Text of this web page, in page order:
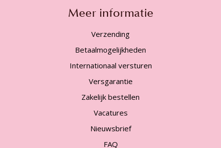
Meer informatie
Verzending
Betaalmogelijkheden
Internationaal versturen
Versgarantie
Zakelijk bestellen
Vacatures
Nieuwsbrief
FAQ